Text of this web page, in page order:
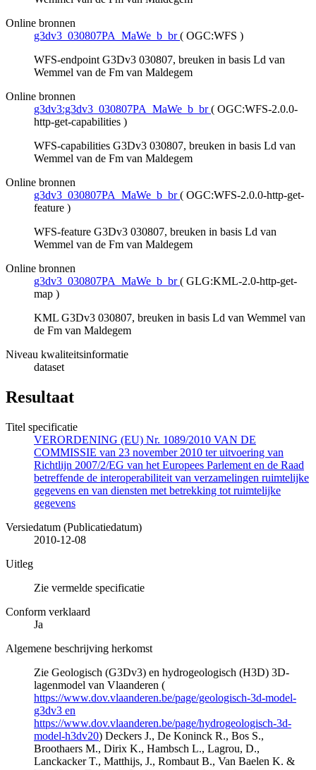
Online bronnen
g3dv3_030807PA_MaWe_b_br ( OGC:WFS )
WFS-endpoint G3Dv3 030807, breuken in basis Ld van
Wemmel van de Fm van Maldegem
Online bronnen
g3dv3:g3dv3_030807PA_MaWe_b_br ( OGC:WFS-2.0.0-
http-get-capabilities )
WFS-capabilities G3Dv3 030807, breuken in basis Ld van
Wemmel van de Fm van Maldegem
Online bronnen
g3dv3_030807PA_MaWe_b_br ( OGC:WFS-2.0.0-http-get-
feature )
WFS-feature G3Dv3 030807, breuken in basis Ld van
Wemmel van de Fm van Maldegem
Online bronnen
g3dv3_030807PA_MaWe_b_br ( GLG:KML-2.0-http-get-
map )
KML G3Dv3 030807, breuken in basis Ld van Wemmel van
de Fm van Maldegem
Niveau kwaliteitsinformatie
dataset
Resultaat
Titel specificatie
VERORDENING (EU) Nr. 1089/2010 VAN DE
COMMISSIE van 23 november 2010 ter uitvoering van
Richtlijn 2007/2/EG van het Europees Parlement en de Raad
betreffende de interoperabiliteit van verzamelingen ruimtelijke
gegevens en van diensten met betrekking tot ruimtelijke
gegevens
Versiedatum (Publicatiedatum)
2010-12-08
Uitleg
Zie vermelde specificatie
Conform verklaard
Ja
Algemene beschrijving herkomst
Zie Geologisch (G3Dv3) en hydrogeologisch (H3D) 3D-
lagenmodel van Vlaanderen (
https://www.dov.vlaanderen.be/page/geologisch-3d-model-
g3dv3 en
https://www.dov.vlaanderen.be/page/hydrogeologisch-3d-
model-h3dv20) Deckers J., De Koninck R., Bos S.,
Broothaers M., Dirix K., Hambsch L., Lagrou, D.,
Lanckacker T., Matthijs, J., Rombaut B., Van Baelen K. &